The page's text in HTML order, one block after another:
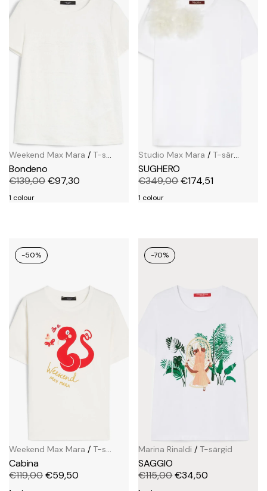
Weekend Max Mara / T-särgid
Bondeno
€139,00€97,30
1 colour
Studio Max Mara / T-särgid
SUGHERO
€349,00€174,51
1 colour
-50%
Weekend Max Mara / T-särgid
Cabina
€119,00€59,50
-70%
Marina Rinaldi / T-särgid
SAGGIO
€115,00€34,50